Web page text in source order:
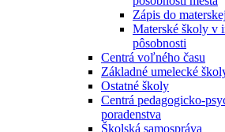
Zápis do
Materské školy v
pôsobnosti
Centrá voľného času
Základné umelecké
Ostatné školy
Centrá pedagogicko-
poradenstva
Školská samospráva